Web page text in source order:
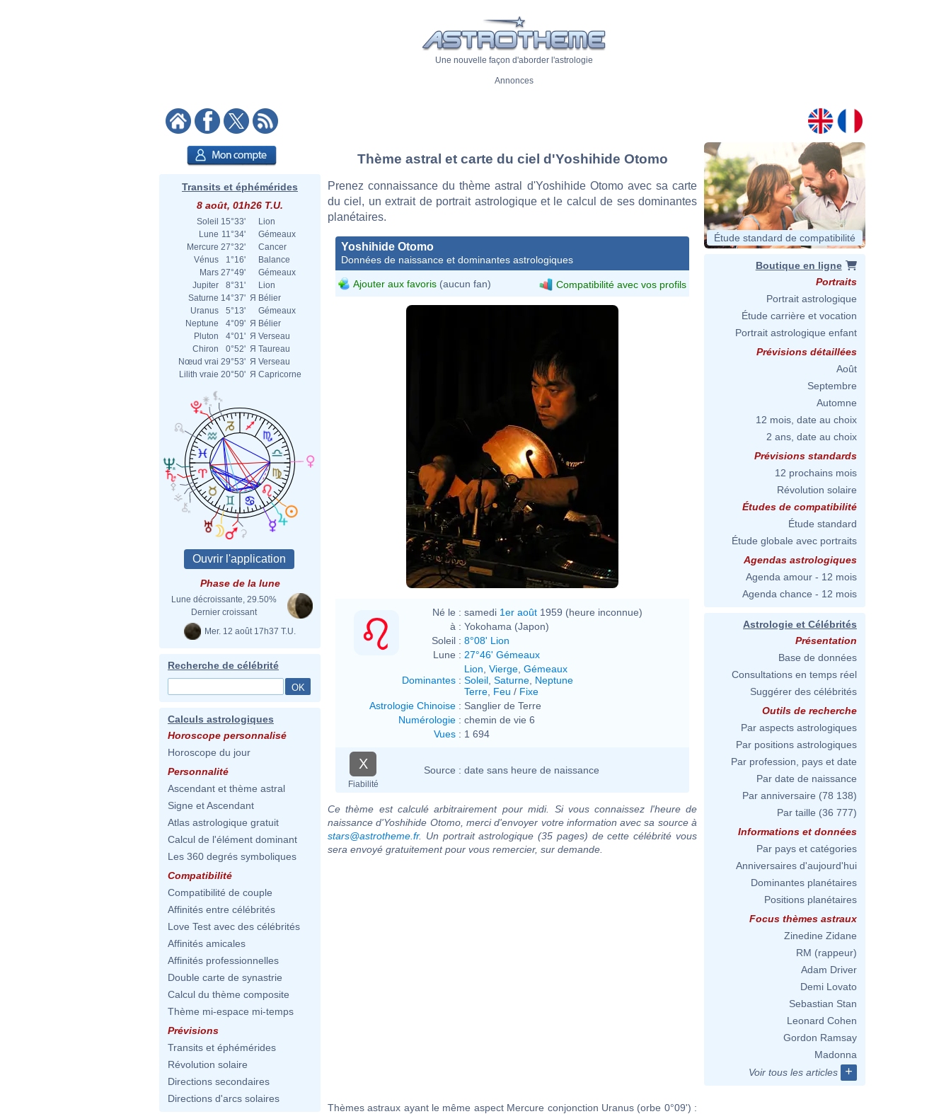
Une nouvelle façon d'aborder l'astrologie
Annonces
Transits et éphémérides
8 août, 01h26 T.U.
Soleil 15°33'
Lion
Lune 11°34'
Gémeaux
Mercure 27°32'
Cancer
Vénus
1°16'
Balance
Mars 27°49'
Gémeaux
Jupiter
8°31'
Lion
Saturne 14°37' Я Bélier
Uranus
5°13'
Gémeaux
Neptune
4°09' Я Bélier
Pluton
4°01' Я Verseau
Chiron
0°52' Я Taureau
Nœud vrai 29°53' Я Verseau
Lilith vraie 20°50' Я Capricorne
Phase de la lune
Lune décroissante, 29.50%
Dernier croissant
Mer. 12 août 17h37 T.U.
Recherche de célébrité
Calculs astrologiques
Horoscope personnalisé
Horoscope du jour
Personnalité
Ascendant et thème astral
Signe et Ascendant
Atlas astrologique gratuit
Calcul de l'élément dominant
Les 360 degrés symboliques
Compatibilité
Compatibilité de couple
Affinités entre célébrités
Love Test avec des célébrités
Affinités amicales
Affinités professionnelles
Double carte de synastrie
Calcul du thème composite
Thème mi-espace mi-temps
Prévisions
Transits et éphémérides
Révolution solaire
Directions secondaires
Directions d'arcs solaires
Thème astral et carte du ciel d'Yoshihide Otomo
Prenez connaissance du thème astral d'Yoshihide Otomo avec sa carte
du ciel, un extrait de portrait astrologique et le calcul de ses dominantes
planétaires.
Yoshihide Otomo
Données de naissance et dominantes astrologiques
Ajouter aux favoris (aucun fan) Compatibilité avec vos profils
Né le : samedi 1er août 1959 (heure inconnue)
à : Yokohama (Japon)
Soleil : 8°08' Lion
Lune : 27°46' Gémeaux
Dominantes :
Lion Vierge Gémeaux
Soleil Saturne Neptune
Terre Feu / Fixe
Astrologie Chinoise : Sanglier de Terre
Numérologie : chemin de vie 6
Vues : 1 694
X
Fiabilité
Source : date sans heure de naissance
Ce thème est calculé arbitrairement pour midi. Si vous connaissez l'heure de
naissance d'Yoshihide Otomo, merci d'envoyer votre information avec sa source à
stars@astrotheme.fr. Un portrait astrologique (35 pages) de cette célébrité vous
sera envoyé gratuitement pour vous remercier, sur demande.
Thèmes astraux ayant le même aspect Mercure conjonction Uranus (orbe 0°09') :
Étude standard de compatibilité
Boutique en ligne
Portraits
Portrait astrologique
Étude carrière et vocation
Portrait astrologique enfant
Prévisions détaillées
Août
Septembre
Automne
12 mois, date au choix
2 ans, date au choix
Prévisions standards
12 prochains mois
Révolution solaire
Études de compatibilité
Étude standard
Étude globale avec portraits
Agendas astrologiques
Agenda amour - 12 mois
Agenda chance - 12 mois
Astrologie et Célébrités
Présentation
Base de données
Consultations en temps réel
Suggérer des célébrités
Outils de recherche
Par aspects astrologiques
Par positions astrologiques
Par profession, pays et date
Par date de naissance
Par anniversaire (78 138)
Par taille (36 777)
Informations et données
Par pays et catégories
Anniversaires d'aujourd'hui
Dominantes planétaires
Positions planétaires
Focus thèmes astraux
Zinedine Zidane
RM (rappeur)
Adam Driver
Demi Lovato
Sebastian Stan
Leonard Cohen
Gordon Ramsay
Madonna
Voir tous les articles
+